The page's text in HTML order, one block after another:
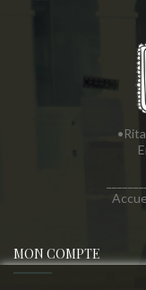
MON COMPTE